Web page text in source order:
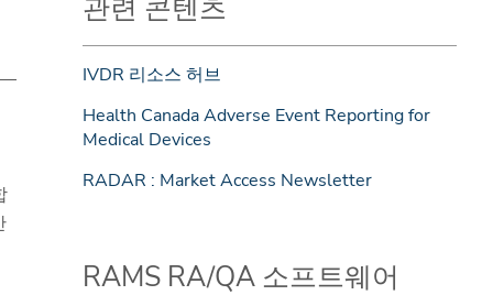
관련 콘텐츠
IVDR 리소스 허브
Health Canada Adverse Event Reporting for
Medical Devices
RADAR : Market Access Newsletter
RAMS RA/QA 소프트웨어